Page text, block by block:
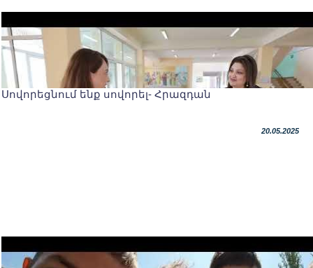
Սովորեցնում ենք սովորել- Հրազդան
20.05.2025